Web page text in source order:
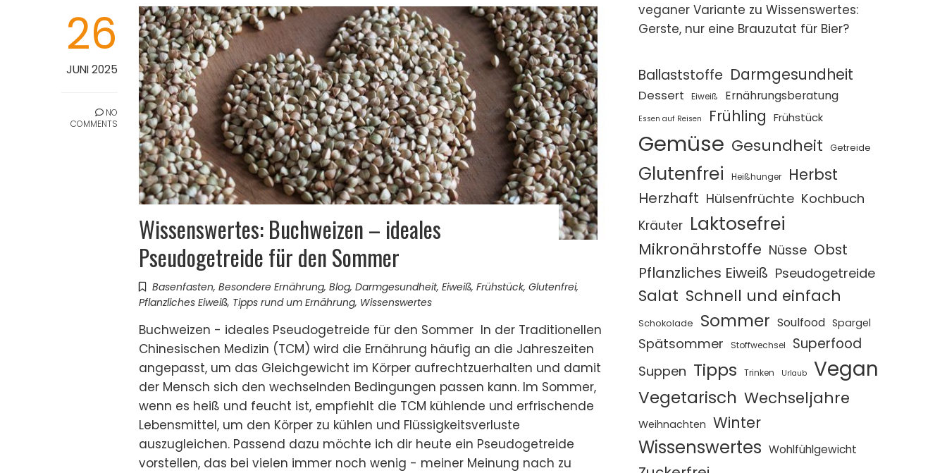
26
JUNI 2025
NO
COMMENTS
Wissenswertes: Buchweizen – ideales
Pseudogetreide für den Sommer
Basenfasten, Besondere Ernährung, Blog, Darmgesundheit, Eiweiß, Frühstück, Glutenfrei,
Pflanzliches Eiweiß, Tipps rund um Ernährung, Wissenswertes
Buchweizen - ideales Pseudogetreide für den Sommer In der Traditionellen
Chinesischen Medizin (TCM) wird die Ernährung häufig an die Jahreszeiten
angepasst, um das Gleichgewicht im Körper aufrechtzuerhalten und damit
der Mensch sich den wechselnden Bedingungen passen kann. Im Sommer,
wenn es heiß und feucht ist, empfiehlt die TCM kühlende und erfrischende
Lebensmittel, um den Körper zu kühlen und Flüssigkeitsverluste
auszugleichen. Passend dazu möchte ich dir heute ein Pseudogetreide
vorstellen, das bei vielen immer noch wenig - meiner Meinung nach zu
veganer Variante zu Wissenswertes:
Gerste, nur eine Brauzutat für Bier?
Ballaststoffe Darmgesundheit
Dessert Eiweiß Ernährungsberatung
Essen auf Reisen Frühling Frühstück
Gemüse Gesundheit Getreide
Glutenfrei Heißhunger Herbst
Herzhaft Hülsenfrüchte Kochbuch
Kräuter Laktosefrei
Mikronährstoffe Nüsse Obst
Pflanzliches Eiweiß Pseudogetreide
Salat Schnell und einfach
Schokolade Sommer Soulfood Spargel
Spätsommer Stoffwechsel Superfood
Suppen Tipps Trinken Urlaub Vegan
Vegetarisch Wechseljahre
Weihnachten Winter
Wissenswertes Wohlfühlgewicht